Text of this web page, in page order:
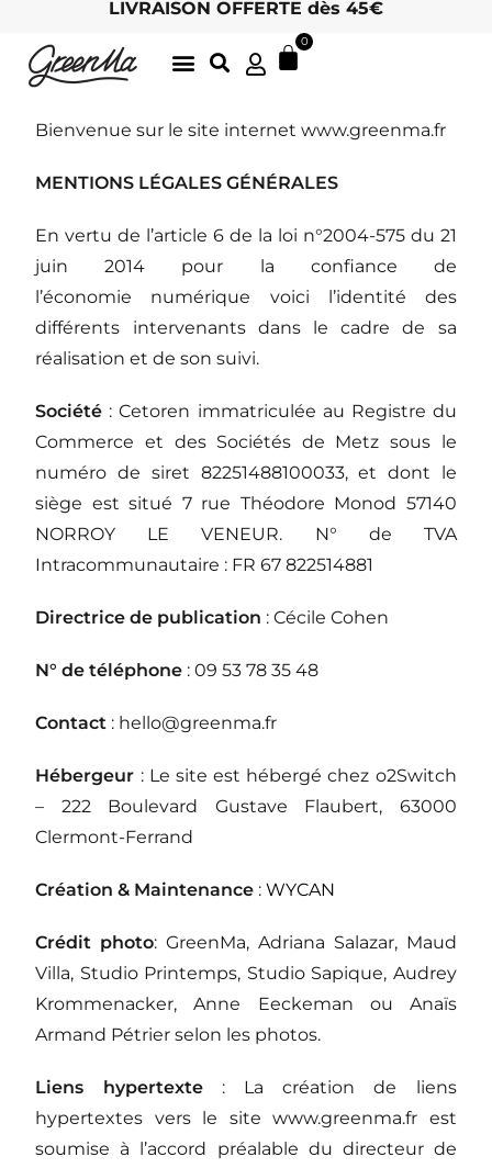
LIVRAISON OFFERTE dès 45€
0
Bienvenue sur le site internet www.greenma.fr
MENTIONS LÉGALES GÉNÉRALES
En vertu de l’article 6 de la loi n°2004-575 du 21
juin 2014 pour la confiance de
l’économie numérique voici l’identité des
différents intervenants dans le cadre de sa
réalisation et de son suivi.
Société : Cetoren immatriculée au Registre du
Commerce et des Sociétés de Metz sous le
numéro de siret 82251488100033, et dont le
siège est situé 7 rue Théodore Monod 57140
NORROY LE VENEUR. N° de TVA
Intracommunautaire : FR 67 822514881
Directrice de publication : Cécile Cohen
N° de téléphone : 09 53 78 35 48
Contact : hello@greenma.fr
Hébergeur : Le site est hébergé chez o2Switch
– 222 Boulevard Gustave Flaubert, 63000
Clermont-Ferrand
Création & Maintenance :WYCAN
Crédit photo: GreenMa, Adriana Salazar, Maud
Villa, Studio Printemps, Studio Sapique, Audrey
Krommenacker, Anne Eeckeman ou Anaïs
Armand Pétrier selon les photos.
Liens hypertexte: La création de liens
hypertextes vers le site www.greenma.fr est
soumise à l’accord préalable du directeur de